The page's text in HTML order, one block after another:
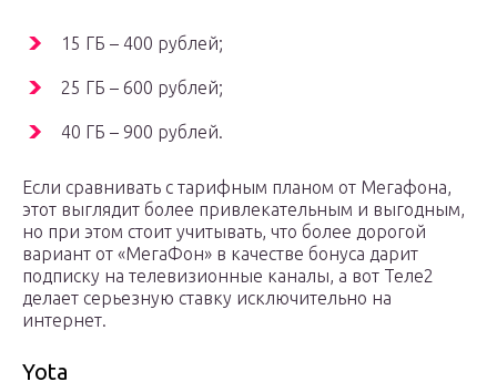
15 ГБ – 400 рублей;
25 ГБ – 600 рублей;
40 ГБ – 900 рублей.
Если сравнивать с тарифным планом от Мегафона,
этот выглядит более привлекательным и выгодным,
но при этом стоит учитывать, что более дорогой
вариант от «МегаФон» в качестве бонуса дарит
подписку на телевизионные каналы, а вот Теле2
делает серьезную ставку исключительно на
интернет.
Yota